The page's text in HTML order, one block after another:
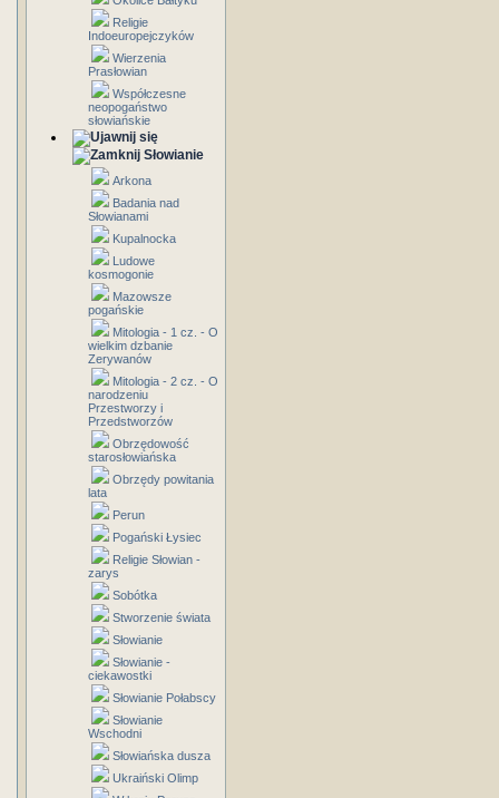
Religie
Indoeuropejczyków
Wierzenia
Prasłowian
Współczesne
neopogaństwo
słowiańskie
Słowianie
Arkona
Badania nad
Słowianami
Kupalnocka
Ludowe
kosmogonie
Mazowsze
pogańskie
Mitologia - 1 cz. - O
wielkim dzbanie
Zerywanów
Mitologia - 2 cz. - O
narodzeniu
Przestworzy i
Przedstworzów
Obrzędowość
starosłowiańska
Obrzędy powitania
lata
Perun
Pogański Łysiec
Religie Słowian -
zarys
Sobótka
Stworzenie świata
Słowianie
Słowianie -
ciekawostki
Słowianie Połabscy
Słowianie
Wschodni
Słowiańska dusza
Ukraiński Olimp